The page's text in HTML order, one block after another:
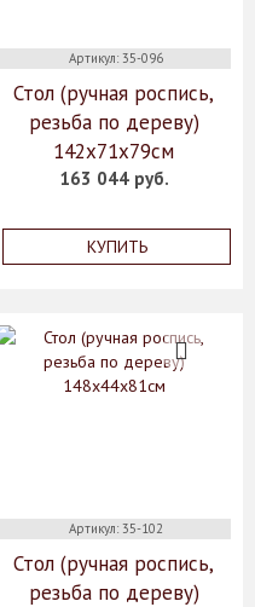
Артикул: 35-096
Стол (ручная роспись,
резьба по дереву)
142x71x79см
163 044 руб.
КУПИТЬ
Артикул: 35-102
Стол (ручная роспись,
резьба по дереву)